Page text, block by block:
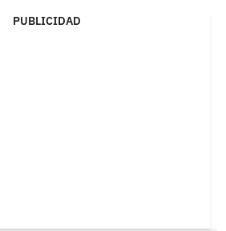
PUBLICIDAD